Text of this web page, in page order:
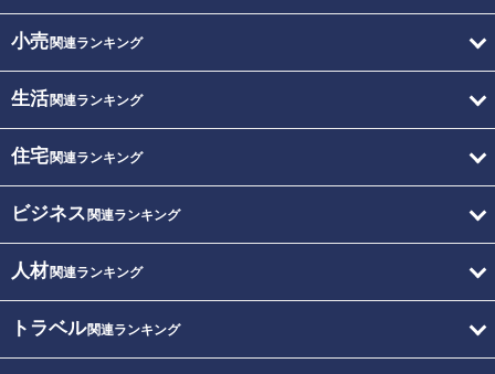
小売関連ランキング
生活関連ランキング
住宅関連ランキング
ビジネス 関連ランキング
人材関連ランキング
トラベル関連ランキング